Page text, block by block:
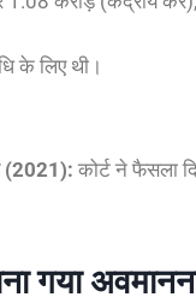
के लिए थी।
(2021): कोर्ट ने फैसला
गया